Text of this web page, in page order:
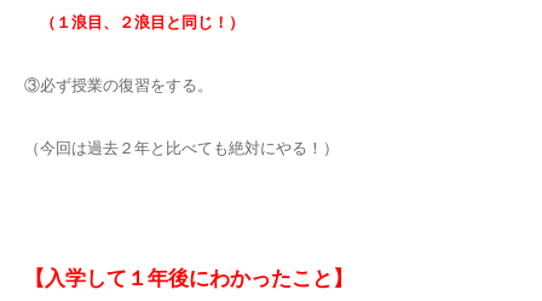
（１浪目、２浪目と同じ！）
③必ず授業の復習をする。
（今回は過去２年と比べても絶対にやる！）
【入学して１年後にわかったこと】